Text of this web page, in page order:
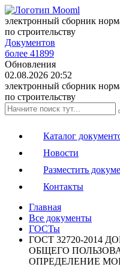
электронный сборник
по строительству
Документов
более 41899
Обновления
02.08.2026 20:52
электронный сборник
по строительству
Каталог
Новости
Разместить
Контакты
Главная
Все документы
ГОСТы
ГОСТ 32720-2014
ОБЩЕГО
ОПРЕДЕЛЕНИЕ